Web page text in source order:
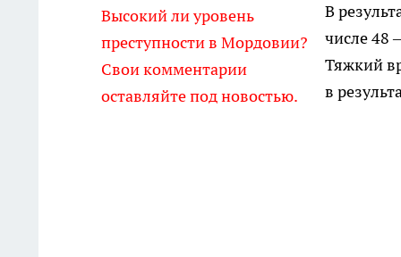
Высокий ли уровень
преступности в Мордовии?
Свои комментарии
оставляйте под новостью.
В
числе 48
Тяжкий
в